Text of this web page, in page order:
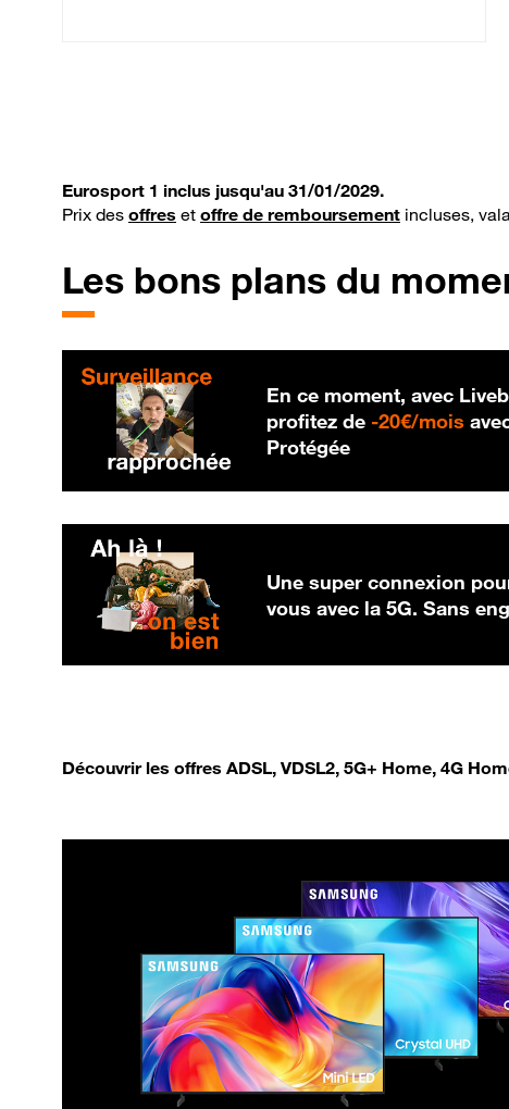
Eurosport 1 inclus jusqu'au 31/01/2029.
Prix des offres et offre de remboursement incluses,
Les bons plans du
En ce moment, avec
profitez de -20€/mois 20
Protégée
Une super connexion
vous avec la 5G. Sans
Découvrir les offres ADSL, VDSL2, 5G+ Home, 4G